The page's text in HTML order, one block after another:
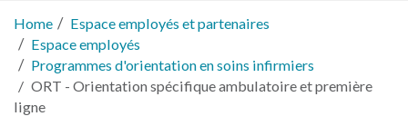
Home
Espace employés et partenaires
Espace employés
Programmes d'orientation en soins infirmiers
ORT - Orientation spécifique ambulatoire et première
ligne